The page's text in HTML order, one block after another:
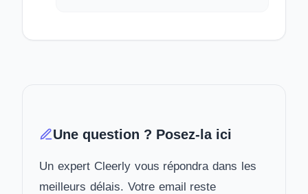
Une question ? Posez-la ici
Un expert Cleerly vous répondra dans les
meilleurs délais. Votre email reste